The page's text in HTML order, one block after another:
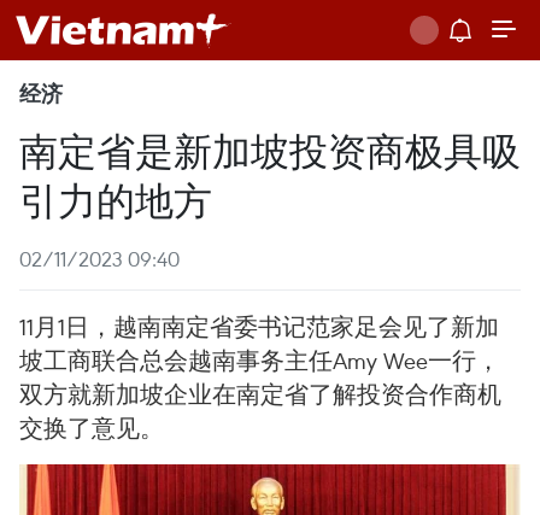
经济
南定省是新加坡投资商极具吸
引力的地方
02/11/2023 09:40
11月1日，越南南定省委书记范家足会见了新加
坡工商联合总会越南事务主任Amy Wee一行，
双方就新加坡企业在南定省了解投资合作商机
交换了意见。